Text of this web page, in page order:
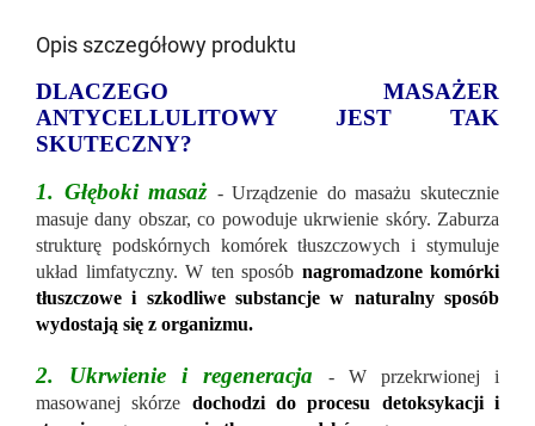
Opis szczegółowy produktu
DLACZEGO MASAŻER
ANTYCELLULITOWY JEST TAK
SKUTECZNY?
1. Głęboki masaż - Urządzenie do masażu skutecznie
masuje dany obszar, co powoduje ukrwienie skóry. Zaburza
strukturę podskórnych komórek tłuszczowych i stymuluje
układ limfatyczny. W ten sposób nagromadzone komórki
tłuszczowe i szkodliwe substancje w naturalny sposób
wydostają się z organizmu.
2. Ukrwienie i regeneracja
- W przekrwionej i
masowanej skórze dochodzi do procesu detoksykacji i